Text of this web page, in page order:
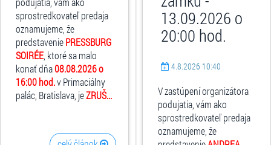
sprostredkovateľ predaja
oznamujeme, že
predstaveniePRESSBURG
SOIRÉE , ktoré sa malo
konať dňa08.08.2026 o
16:00 hod.v Primaciálny
palác, Bratislava, jeZRUŠ...
13.09.2026 o
20:00 hod.
4.8.2026 10:40
V zastúpení organizátora
podujatia, vám ako
sprostredkovateľ predaja
oznamujeme, že